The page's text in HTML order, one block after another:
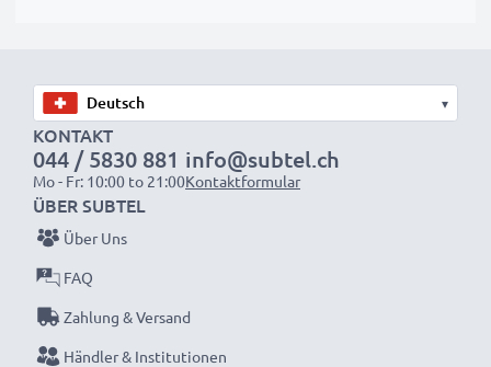
von subtel haben Sie dafür die nötige Power!
★ 3 Jahre Garantie ★
Als internationaler Fachhändler seit 2004 wissen wir,
worauf es bei hochwertigen Produkten ankommt.
Garantie!
▾
KONTAKT
044 / 5830 881
Mo - Fr: 10:00 to 21:00
info@subtel.ch
Kontaktformular
ÜBER SUBTEL
Über Uns
FAQ
Zahlung & Versand
Händler & Institutionen